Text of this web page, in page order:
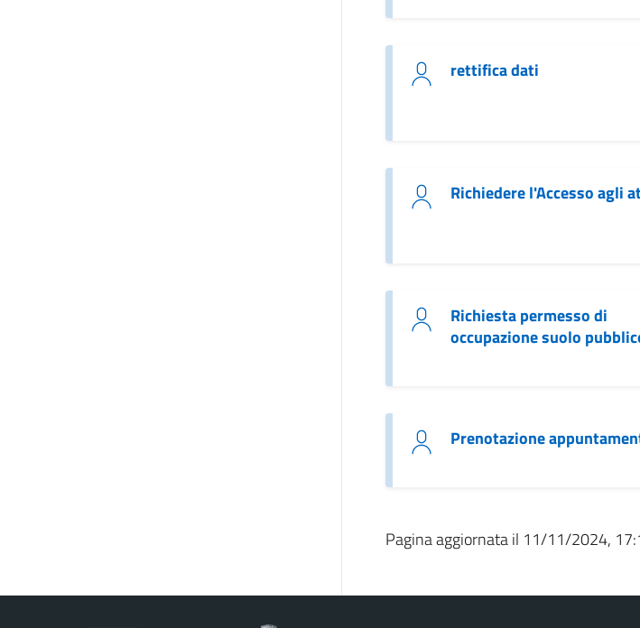
rettifica dati
Richiedere l'Accesso agli
Richiesta permesso di
occupazione suolo
Prenotazione
Pagina aggiornata il 11/11/2024,